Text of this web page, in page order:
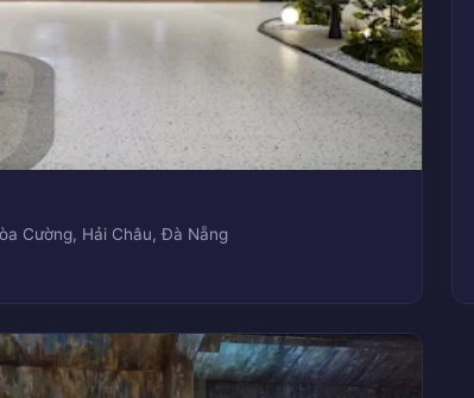
Cường, Hải Châu, Đà Nẵng